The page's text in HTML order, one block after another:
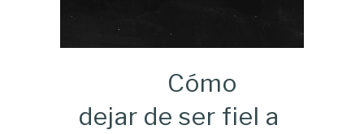
Cómo
dejar de ser fiel a